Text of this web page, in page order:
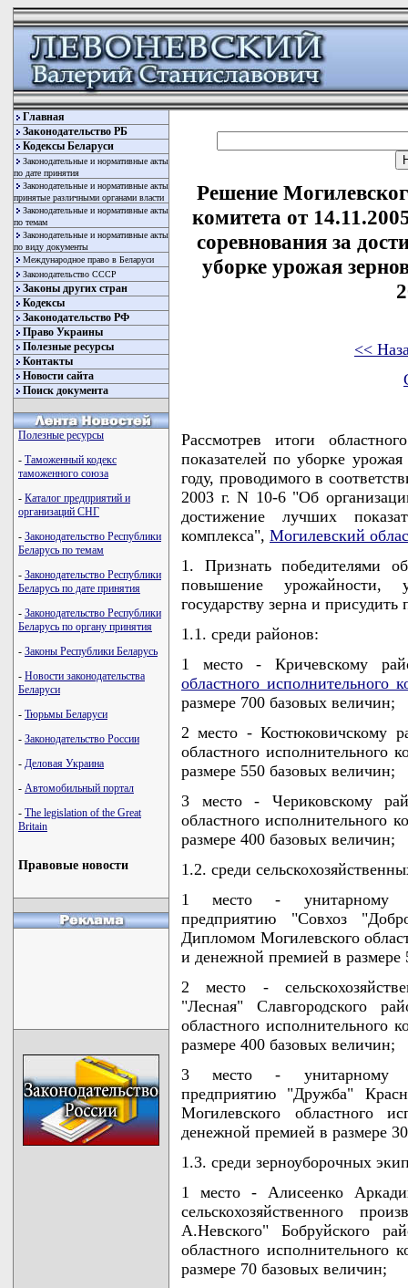
Главная
Законодательство РБ
Кодексы Беларуси
Законодательные и нормативные акты
по дате принятия
Законодательные и нормативные акты
принятые различными органами власти
Законодательные и нормативные акты
по темам
Законодательные и нормативные акты
по виду документы
Международное право в Беларуси
Законодательство СССР
Законы других стран
Кодексы
Законодательство РФ
Право Украины
Полезные ресурсы
Контакты
Новости сайта
Поиск документа
Полезные ресурсы
- Таможенный кодекс
таможенного союза
- Каталог предприятий и
организаций СНГ
- Законодательство Республики
Беларусь по темам
- Законодательство Республики
Беларусь по дате принятия
- Законодательство Республики
Беларусь по органу принятия
- Законы Республики Беларусь
- Новости законодательства
Беларуси
- Тюрьмы Беларуси
- Законодательство России
- Деловая Украина
- Автомобильный портал
- The legislation of the Great
Britain
Правовые новости
Решение
комитета от
соревнования за
уборке урожая
<<
Рассмотрев итоги
показателей по уборке
году, проводимого в
2003 г. N 10-6 "Об
достижение лучших
комплекса", Могилевский
1. Признать победителями
повышение урожайности,
государству зерна и присудить
1.1. среди районов:
1 место - Кричевскому
областного исполнительного
размере 700 базовых величин;
2 место - Костюковичскому
областного исполнительного
размере 550 базовых величин;
3 место - Чериковскому
областного исполнительного
размере 400 базовых величин;
1.2. среди
1 место - унитарному
предприятию "Совхоз
Дипломом Могилевcкого
и денежной премией в размере
2 место -
"Лесная" Славгородского
областного исполнительного
размере 400 базовых величин;
3 место - унитарному
предприятию "Дружба"
Могилевского областного
денежной премией в размере
1.3. среди зерноуборочных
1 место - Алисеенко
сельскохозяйственного
А.Невского" Бобруйского
областного
размере 70 базовых величин;